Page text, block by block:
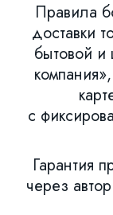
Правила
доставки
бытовой и
с
Гарантия
через